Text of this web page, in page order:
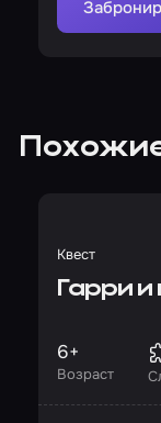
Квест
Гарри
Возраст
6+